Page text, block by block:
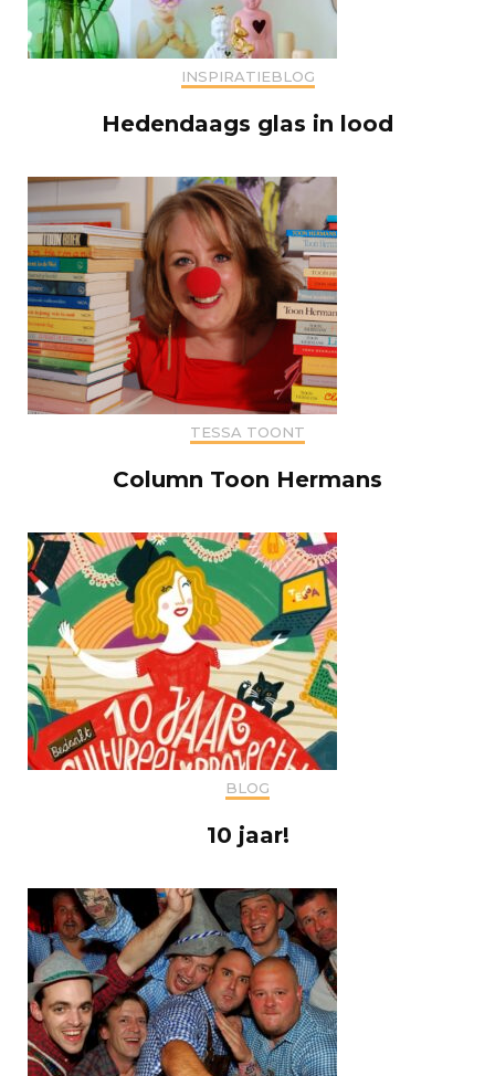
INSPIRATIEBLOG
Hedendaags glas in lood
TESSA TOONT
Column Toon Hermans
BLOG
10 jaar!